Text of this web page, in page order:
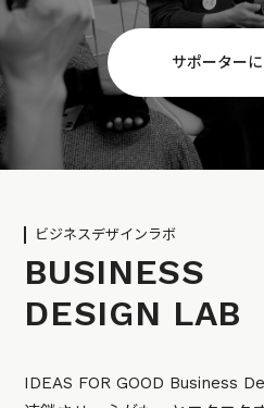
サポーター
ビジネスデザインラボ
BUSINESS
DESIGN LAB
IDEAS FOR GOOD Business